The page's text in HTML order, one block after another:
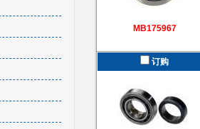
MB175967
订购